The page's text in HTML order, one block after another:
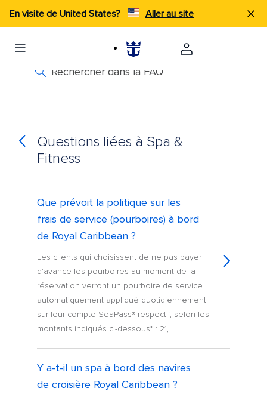
En visite de United States? Aller au site
Rechercher dans la FAQ
Questions liées à Spa &
Fitness
Que prévoit la politique sur les
frais de service (pourboires) à bord
de Royal Caribbean ?
Les clients qui choisissent de ne pas payer
d'avance les pourboires au moment de la
réservation verront un pourboire de service
automatiquement appliqué quotidiennement
sur leur compte SeaPass® respectif, selon les
montants indiqués ci-dessous* : 21,...
Y a-t-il un spa à bord des navires
de croisière Royal Caribbean ?